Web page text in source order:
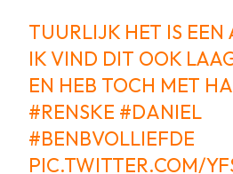
TUURLIJK HET IS
IK VIND DIT OOK
EN HEB TOCH MET
#RENSKE #DANIEL
#BENBVOLLIEFDE
PIC.TWITTER.COM/